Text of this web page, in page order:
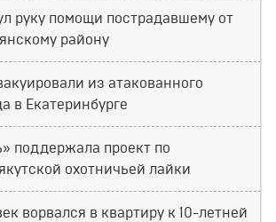
руку помощи пострадавшему от
району
из атакованного
в Екатеринбурге
поддержала проект по
охотничьей лайки
ворвался в квартиру к 10-летней